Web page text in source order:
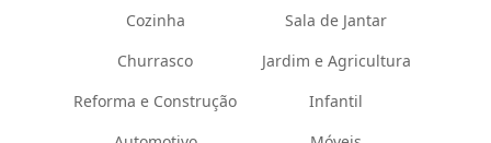
Cozinha
Sala de Jantar
Churrasco
Jardim e Agricultura
Reforma e Construção
Infantil